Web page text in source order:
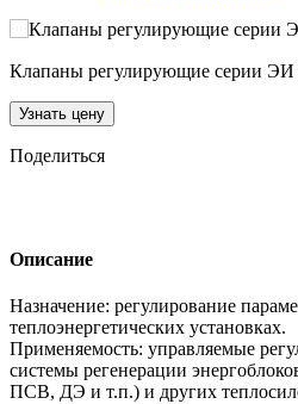
Клапаны регулирующие серии
Узнать цену
Поделиться
Описание
Назначение: регулирование
теплоэнергетических установках.
Применяемость: управляемые
системы регенерации
ПСВ, ДЭ и т.п.) и других